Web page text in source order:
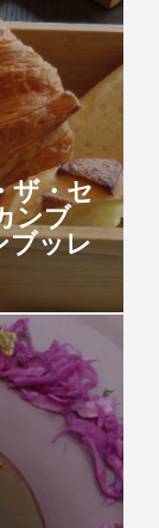
ザ・セ
ンブ
ブッレ